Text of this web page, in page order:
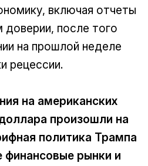
включая отчеты
после того
на прошлой неделе
рецессии.
на американских
произошли на
политика Трампа
рынки и